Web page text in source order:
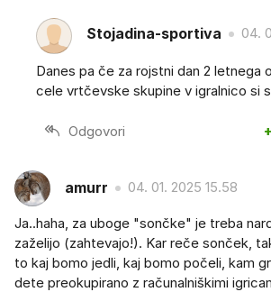
Stojadina-sportiva 04.
Danes pa če za rojstni dan 2 letnega
cele vrtčevske skupine v igralnico si
Odgovori
amurr 04. 01. 2025 15.58
Ja..haha, za uboge "sončke" je treba
zaželijo (zahtevajo!). Kar reče sonček,
to kaj bomo jedli, kaj bomo počeli, kam
dete preokupirano z računalniškimi